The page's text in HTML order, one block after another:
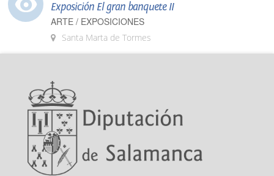
Exposición El gran banquete II
ARTE / EXPOSICIONES
Santa Marta de Tormes